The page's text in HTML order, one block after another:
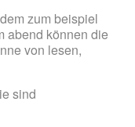
zum beispiel
abend können die
von lesen,
sind